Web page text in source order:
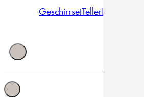
GeschirrsetTellerBowls &